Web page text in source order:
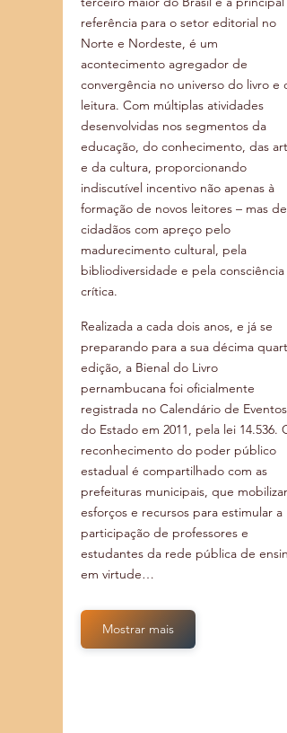
referência para o setor editorial no
Norte e Nordeste, é um
acontecimento agregador de
convergência no universo do livro e
leitura. Com múltiplas atividades
desenvolvidas nos segmentos da
educação, do conhecimento, das
e da cultura, proporcionando
indiscutível incentivo não apenas à
formação de novos leitores – mas de
cidadãos com apreço pelo
madurecimento cultural, pela
bibliodiversidade e pela consciência
crítica.
Realizada a cada dois anos, e já se
preparando para a sua décima
edição, a Bienal do Livro
pernambucana foi oficialmente
registrada no Calendário de Eventos
do Estado em 2011, pela lei 14.536. O
reconhecimento do poder público
estadual é compartilhado com as
prefeituras municipais, que
esforços e recursos para estimular a
participação de professores e
estudantes da rede pública de
em virtude…
Mostrar mais